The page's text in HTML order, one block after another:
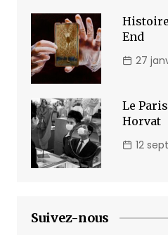
End
27
Le
Horvat
12
Suivez-nous